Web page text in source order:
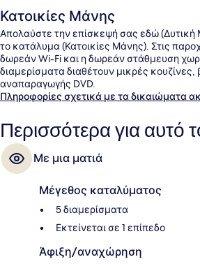
Κατοικίες Μάνης
Απολαύστε την επίσκεψή σας εδώ
το κατάλυμα (Κατοικίες Μάνης). Στις
δωρεάν Wi-Fi και η δωρεάν στάθμευση
διαμερίσματα διαθέτουν μικρές
αναπαραγωγής DVD.
Πληροφορίες σχετικά με τα δικαιώματα
Περισσότερα για αυτό
Με μια ματιά
Μέγεθος καταλύματος
5 διαμερίσματα
Εκτείνεται σε 1 επίπεδο
Άφιξη/αναχώρηση